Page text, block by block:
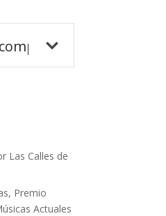
Las Calles de
Premio
Actuales